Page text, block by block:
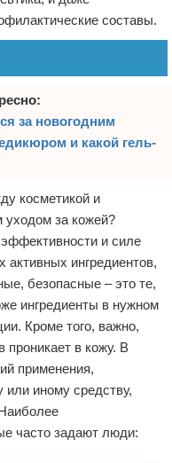
составы.
за новогодним
и какой гель-
косметикой и
уходом за кожей?
и силе
активных ингредиентов,
безопасные – это те,
ингредиенты в нужном
Кроме того, важно,
проникает в кожу. В
применения,
иному средству,
часто задают люди: